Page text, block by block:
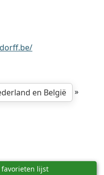
en België
»
favorieten lijst